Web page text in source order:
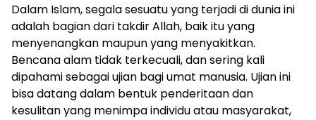
Dalam Islam, segala sesuatu yang terjadi di dunia ini
adalah bagian dari takdir Allah, baik itu yang
menyenangkan maupun yang menyakitkan.
Bencana alam tidak terkecuali, dan sering kali
dipahami sebagai ujian bagi umat manusia. Ujian ini
bisa datang dalam bentuk penderitaan dan
kesulitan yang menimpa individu atau masyarakat,